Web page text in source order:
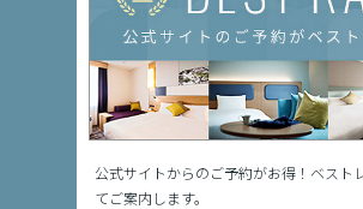
公式サイトからのご予約がお得！ベスト
てご案内します。